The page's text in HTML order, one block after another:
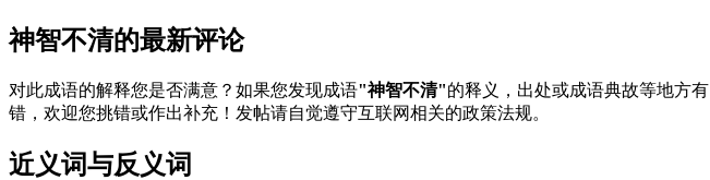
神智不清的最新评论
对此成语的解释您是否满意？如果您发现成语"神智不清"的释义，出处或成语典故等地方有
错，欢迎您挑错或作出补充！发帖请自觉遵守互联网相关的政策法规。
近义词与反义词